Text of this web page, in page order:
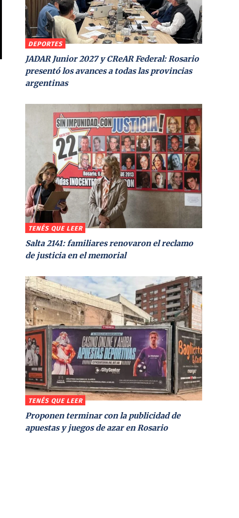
DEPORTES
JADAR Junior 2027 y CReAR Federal: Rosario
presentó los avances a todas las provincias
argentinas
TENÉS QUE LEER
Salta 2141: familiares renovaron el reclamo
de justicia en el memorial
TENÉS QUE LEER
Proponen terminar con la publicidad de
apuestas y juegos de azar en Rosario